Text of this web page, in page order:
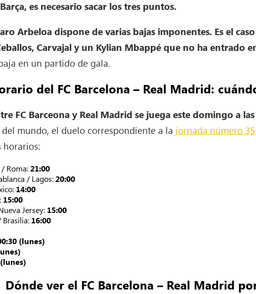
es necesario sacar los tres puntos.
Arbeloa dispone de varias bajas imponentes. Es el
Carvajaly un Kylian Mbappé que no ha entrado
en un partido de gala.
del FC Barcelona – Real Madrid:
FC Barceona y Real Madrid se juega este domingo a
del mundo, el duelo correspondiente a la jornada número
horarios:
/ Roma:21:00
/ Lagos:20:00
14:00
15:00
Jersey: 15:00
Brasilia: 16:00
(lunes)
Dónde ver el FC Barcelona – Real Madrid